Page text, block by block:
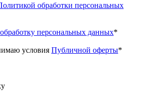
обработки персональных
обработку персональных данных*
условия Публичной оферты*